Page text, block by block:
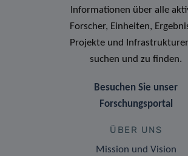
Informationen über alle
Forscher, Einheiten,
Projekte und
suchen und zu finden.
Besuchen Sie unser
Forschungsportal
ÜBER UNS
Mission und Vision